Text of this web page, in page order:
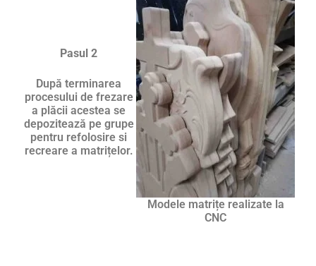
Modele matrițe realizate la
CNC
Pasul 2
După terminarea
procesului de frezare
a plăcii acestea se
depozitează pe grupe
pentru refolosire si
recreare a matrițelor.